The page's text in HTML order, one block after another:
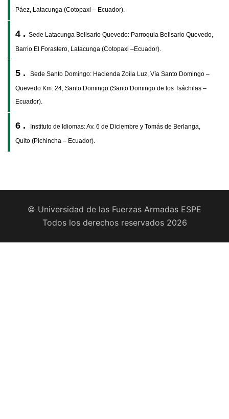
Páez, Latacunga (Cotopaxi – Ecuador).
4 . Sede Latacunga Belisario Quevedo: Parroquia Belisario Quevedo,
Barrio El Forastero, Latacunga (Cotopaxi –Ecuador).
5 .
Sede Santo Domingo: Hacienda Zoila Luz, Vía Santo Domingo –
Quevedo Km. 24, Santo Domingo (Santo Domingo de los Tsáchilas –
Ecuador).
6 .
Instituto de Idiomas: Av. 6 de Diciembre y Tomás de Berlanga,
Quito (Pichincha – Ecuador).
© Universidad de las Fuerzas Armadas ESPE
Todos los derechos reservados 2026